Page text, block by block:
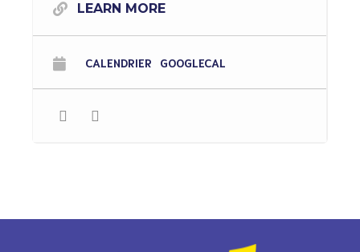
LEARN MORE
CALENDRIER GOOGLECAL